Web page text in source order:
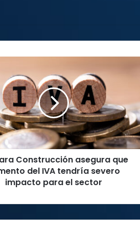
Construcción asegura que
del IVA tendría severo
impacto para el sector